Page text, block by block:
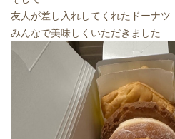
友人が差し入れしてくれたドーナツ
みんなで美味しくいただきました